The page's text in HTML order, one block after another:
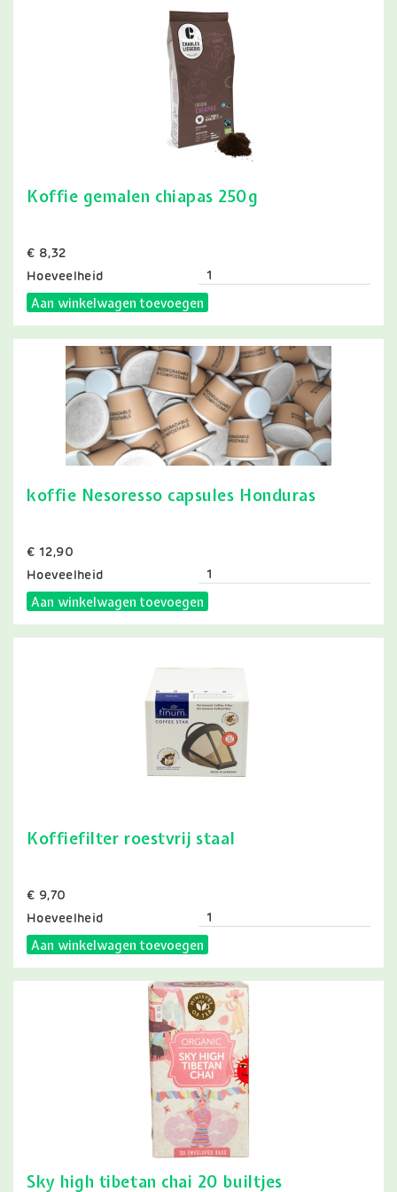
Koffie gemalen chiapas 250g
Prijs
€ 8,32
Hoeveelheid
Aan winkelwagen toevoegen
koffie Nesoresso capsules Honduras
Prijs
€ 12,90
Hoeveelheid
Aan winkelwagen toevoegen
Koffiefilter roestvrij staal
Prijs
€ 9,70
Hoeveelheid
Aan winkelwagen toevoegen
Sky high tibetan chai 20 builtjes